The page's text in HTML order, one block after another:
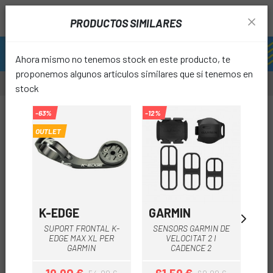
PRODUCTOS SIMILARES
Ahora mismo no tenemos stock en este producto, te
proponemos algunos artículos similares que sí tenemos en
stock
-63%
OUTLET
K-EDGE
SUPORT FRONTAL K-
EDGE MAX XL PER
GARMIN
-12%
GARMIN
SENSORS GARMIN DE
VELOCITAT 2 I
CADENCE 2